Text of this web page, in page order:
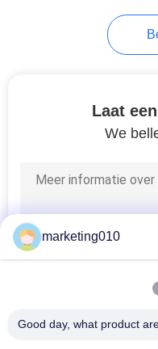
Laat
We
marketing010
Good day, what product